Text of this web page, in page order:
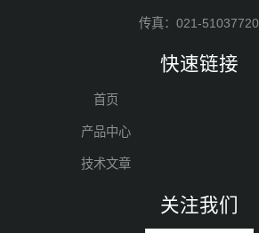
传真：021-51037720
快速链接
首页
产品中心
技术文章
关注我们